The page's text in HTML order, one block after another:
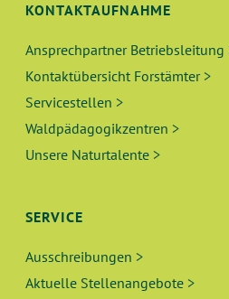
KONTAKTAUFNAHME
Ansprechpartner Betriebsleitung
Kontaktübersicht Forstämter >
Servicestellen >
Waldpädagogikzentren >
Unsere Naturtalente >
SERVICE
Ausschreibungen >
Aktuelle Stellenangebote >